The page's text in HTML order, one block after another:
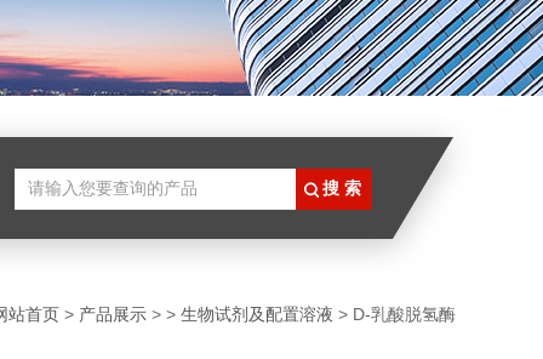
站首页 > 产品展示 > > 生物试剂及配置溶液 > D-乳酸脱氢酶